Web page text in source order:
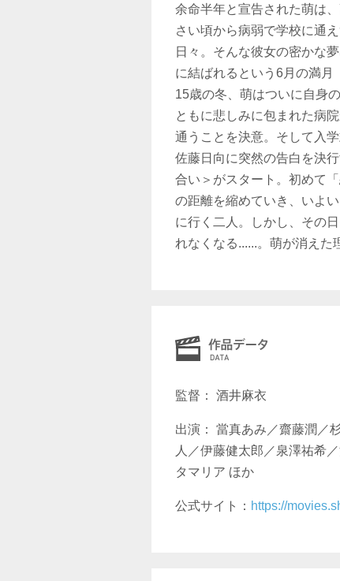
余命半年と宣告された萌は
さい頃から病弱で学校に通
日々。そんな彼女の密かな
に結ばれるという6月の満月
15歳の冬、萌はついに自身
ともに悲しみに包まれた病
通うことを決意。そして入
佐藤日向に突然の告白を決
合い＞がスタート。初めて
の距離を縮めていき、いよ
に行く二人。しかし、その
れなくなる......。萌が消えた
監督： 酒井麻衣
出演： 當真あみ／齋藤潤／
人／伊藤健太郎／泉澤祐希
タマリア ほか
公式サイト： https://